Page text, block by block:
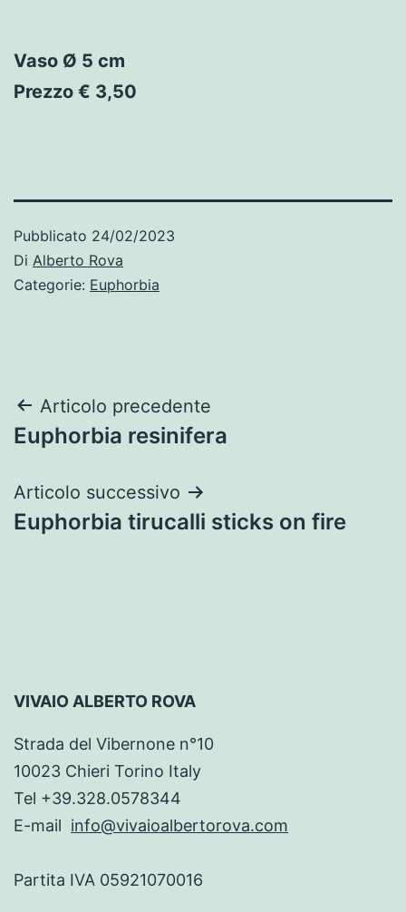
Vaso Ø 5 cm
Prezzo € 3,50
Pubblicato 24/02/2023
Di Alberto Rova
Categorie: Euphorbia
Navigazione
articoli
Articolo precedente
Euphorbia resinifera
Articolo successivo
Euphorbia tirucalli sticks on fire
VIVAIO ALBERTO ROVA
Strada del Vibernone n°10
10023 Chieri Torino Italy
Tel +39.328.0578344
E-mail info@vivaioalbertorova.com
Partita IVA 05921070016